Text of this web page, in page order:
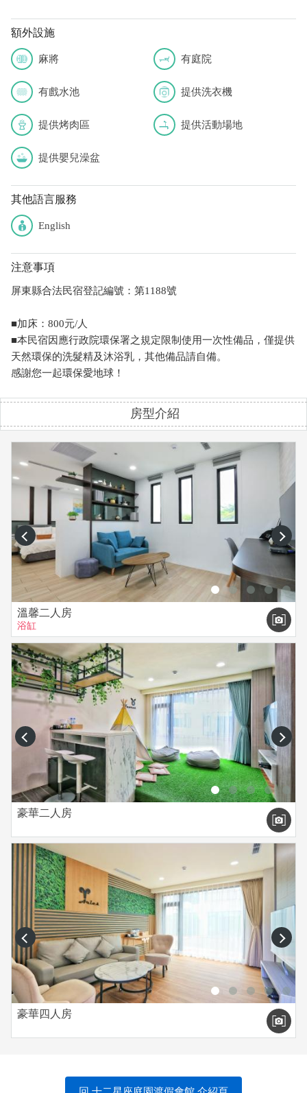
額外設施
麻將 有庭院
有戲水池 提供洗衣機
提供烤肉區 提供活動場地
提供嬰兒澡盆
其他語言服務
English
注意事項
屏東縣合法民宿登記編號：第1188號
■加床：800元/人
■本民宿因應行政院環保署之規定限制使用一次性備品，僅提供
天然環保的洗髮精及沐浴乳，其他備品請自備。
感謝您一起環保愛地球！
房型介紹
prev next
溫馨二人房
浴缸
prev next
豪華二人房
prev next
豪華四人房